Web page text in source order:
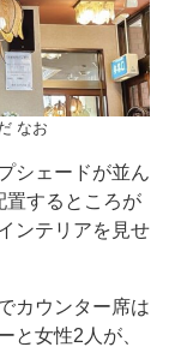
なお
シェードが並ん
置するところが
ンテリアを見せ
カウンター席は
と女性2人が、